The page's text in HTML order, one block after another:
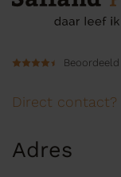
Direct contact?
Adres